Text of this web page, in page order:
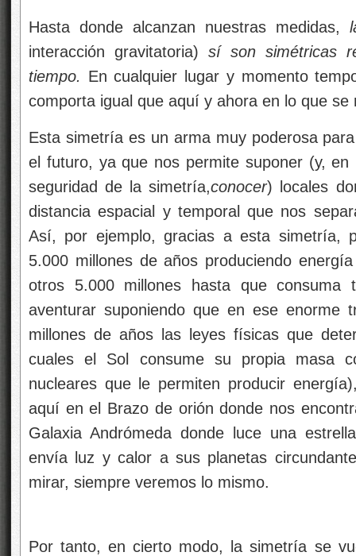
Hasta donde alcanzan nuestras medidas,
interacción gravitatoria) sí son simétricas
tiempo. En cualquier lugar y momento
comporta igual que aquí y ahora en lo que se
Esta simetría es un arma muy poderosa
el futuro, ya que nos permite suponer (y,
seguridad de la simetría,conocer)
locales
distancia espacial y temporal que nos
Así, por ejemplo, gracias a esta simetría,
5.000 millones de años produciendo
otros 5.000 millones hasta que
aventurar suponiendo que en ese
millones de años las leyes físicas que
cuales el Sol consume su propia masa
nucleares que le permiten producir
aquí en el Brazo de orión donde nos
Galaxia Andrómeda donde luce una
envía luz y calor a sus planetas
mirar, siempre veremos lo mismo.
Por tanto, en cierto modo, la simetría se